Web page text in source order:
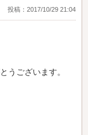
投稿：2017/10/29 21:04
うございます。
訳ございません。